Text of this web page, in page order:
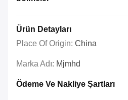
Ürün Detayları
Place Of Origin: China
Marka Adı: Mjmhd
Ödeme Ve Nakliye Şartları